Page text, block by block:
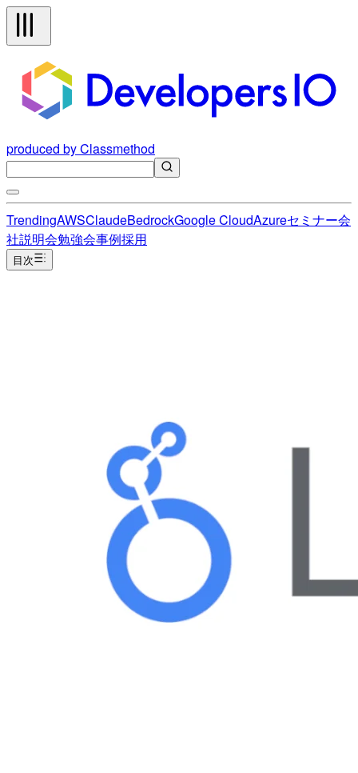
produced by Classmethod
TrendingAWSClaudeBedrockGoogle CloudAzureセミナー会
社説明会勉強会事例採用
目次